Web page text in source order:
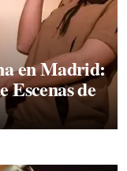
en Madrid:
Escenas de